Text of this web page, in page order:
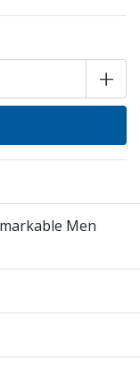
+
Men